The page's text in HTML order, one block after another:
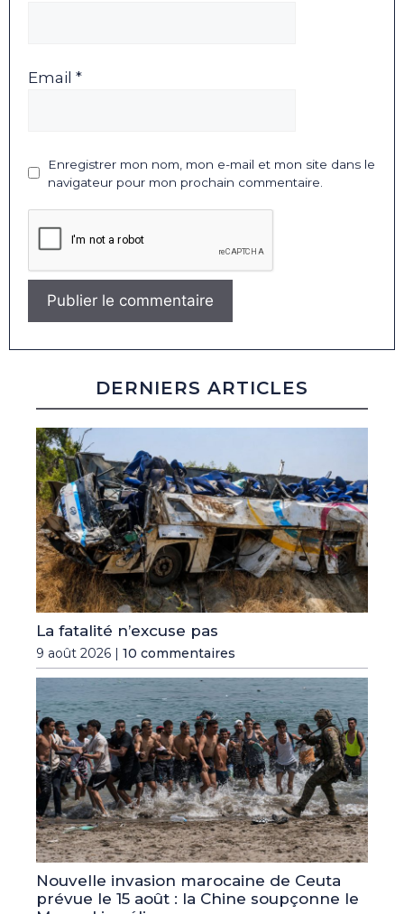
Email *
Enregistrer mon nom, mon e-mail et mon site dans le
navigateur pour mon prochain commentaire.
DERNIERS ARTICLES
La fatalité n’excuse pas
9 août 2026 | 10 commentaires
Nouvelle invasion marocaine de Ceuta
prévue le 15 août : la Chine soupçonne le